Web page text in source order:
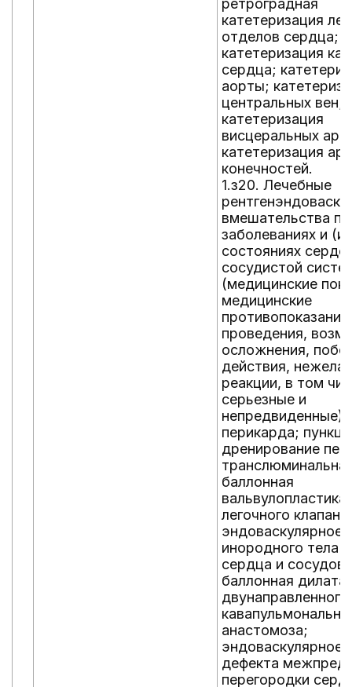
ретроградная
катетеризация
отделов сердца;
катетеризация
сердца;
аорты;
центральных вен;
катетеризация
висцеральных
катетеризация
конечностей.
1.з20. Лечебные
вмешательства
заболеваниях и
состояниях
сосудистой
(медицинские
медицинские
проведения,
осложнения,
действия,
реакции, в том
серьезные и
непредвиденные):
перикарда;
дренирование
баллонная
вальвулопластика
легочного клапана;
эндоваскулярное
инородного тела
сердца и сосудов;
баллонная
двунаправленного
анастомоза;
эндоваскулярное
дефекта
перегородки